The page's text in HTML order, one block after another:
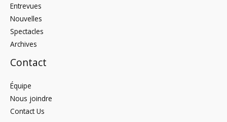
Entrevues
Nouvelles
Spectacles
Archives
Contact
Équipe
Nous joindre
Contact Us